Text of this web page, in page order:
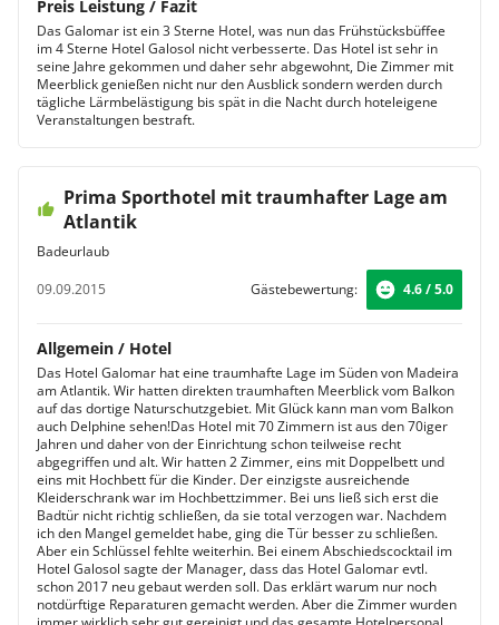
Preis Leistung / Fazit
Das Galomar ist ein 3 Sterne Hotel, was nun das Frühstücksbüffee
im 4 Sterne Hotel Galosol nicht verbesserte. Das Hotel ist sehr in
seine Jahre gekommen und daher sehr abgewohnt, Die Zimmer mit
Meerblick genießen nicht nur den Ausblick sondern werden durch
tägliche Lärmbelästigung bis spät in die Nacht durch hoteleigene
Veranstaltungen bestraft.
Prima Sporthotel mit traumhafter Lage am
Atlantik
Badeurlaub
09.09.2015
Gästebewertung: 4.6 / 5.0
Allgemein / Hotel
Das Hotel Galomar hat eine traumhafte Lage im Süden von Madeira
am Atlantik. Wir hatten direkten traumhaften Meerblick vom Balkon
auf das dortige Naturschutzgebiet. Mit Glück kann man vom Balkon
auch Delphine sehen!Das Hotel mit 70 Zimmern ist aus den 70iger
Jahren und daher von der Einrichtung schon teilweise recht
abgegriffen und alt. Wir hatten 2 Zimmer, eins mit Doppelbett und
eins mit Hochbett für die Kinder. Der einzigste ausreichende
Kleiderschrank war im Hochbettzimmer. Bei uns ließ sich erst die
Badtür nicht richtig schließen, da sie total verzogen war. Nachdem
ich den Mangel gemeldet habe, ging die Tür besser zu schließen.
Aber ein Schlüssel fehlte weiterhin. Bei einem Abschiedscocktail im
Hotel Galosol sagte der Manager, dass das Hotel Galomar evtl.
schon 2017 neu gebaut werden soll. Das erklärt warum nur noch
notdürftige Reparaturen gemacht werden. Aber die Zimmer wurden